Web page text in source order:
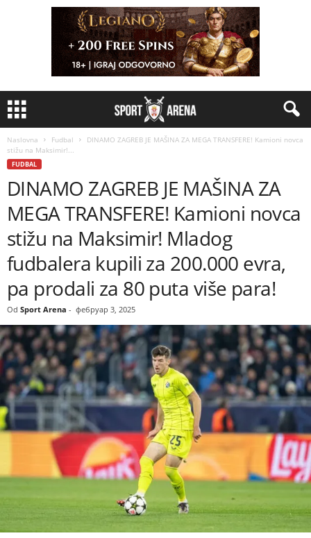
Naslovna Fudbal
DINAMO ZAGREB JE MAŠINA ZA MEGA TRANSFERE! Kamioni novca
stižu na Maksimir!...
FUDBAL
DINAMO ZAGREB JE MAŠINA ZA
MEGA TRANSFERE! Kamioni novca
stižu na Maksimir! Mladog
fudbalera kupili za 200.000 evra,
pa prodali za 80 puta više para!
Od Sport Arena - фебруар 3, 2025